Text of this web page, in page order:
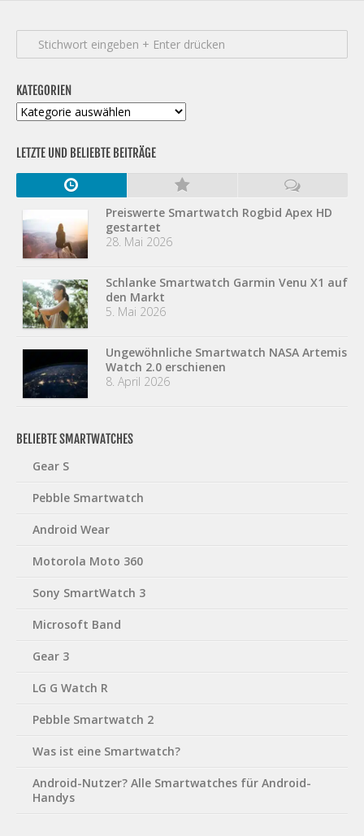
KATEGORIEN
Kategorien
LETZTE UND BELIEBTE BEITRÄGE
Preiswerte Smartwatch Rogbid Apex HD
gestartet
28. Mai 2026
Schlanke Smartwatch Garmin Venu X1 auf
den Markt
5. Mai 2026
Ungewöhnliche Smartwatch NASA Artemis
Watch 2.0 erschienen
8. April 2026
BELIEBTE SMARTWATCHES
Gear S
Pebble Smartwatch
Android Wear
Motorola Moto 360
Sony SmartWatch 3
Microsoft Band
Gear 3
LG G Watch R
Pebble Smartwatch 2
Was ist eine Smartwatch?
Android-Nutzer? Alle Smartwatches für Android-
Handys